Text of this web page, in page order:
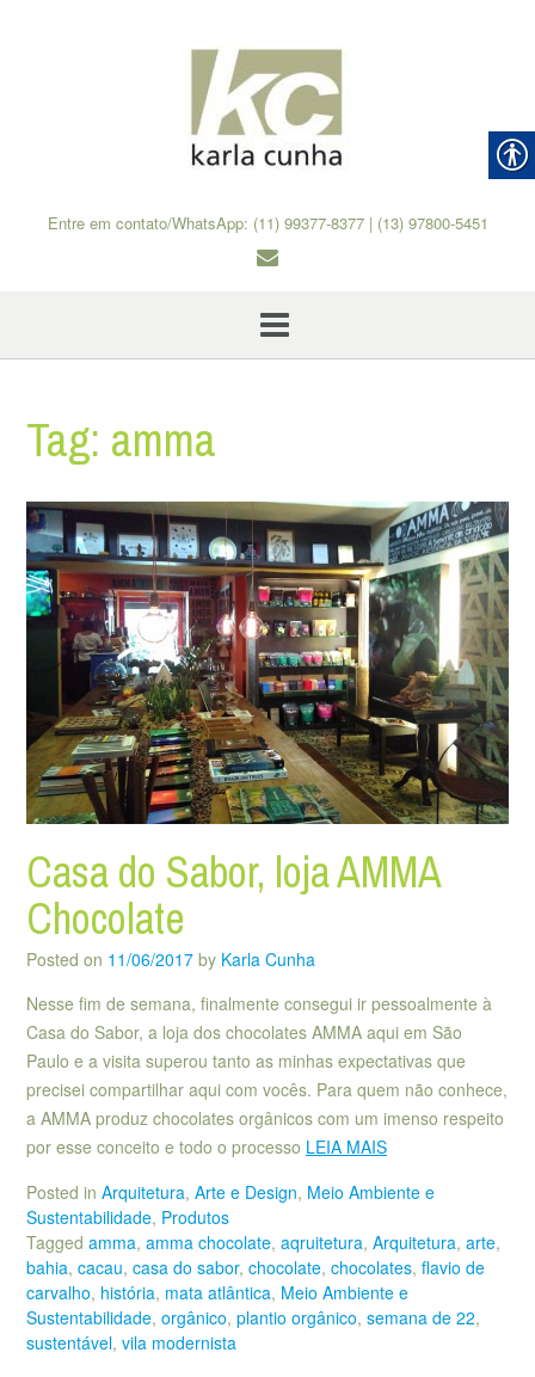
Entre em contato/WhatsApp: (11) 99377-8377 | (13) 97800-5451
Tag: amma
Casa do Sabor, loja AMMA
Chocolate
Posted on 11/06/2017 by Karla Cunha
Nesse fim de semana, finalmente consegui ir pessoalmente à
Casa do Sabor, a loja dos chocolates AMMA aqui em São
Paulo e a visita superou tanto as minhas expectativas que
precisei compartilhar aqui com vocês. Para quem não conhece,
a AMMA produz chocolates orgânicos com um imenso respeito
por esse conceito e todo o processo LEIA MAIS
Posted in Arquitetura, Arte e Design, Meio Ambiente e
Sustentabilidade, Produtos
Tagged amma, amma chocolate, aqruitetura, Arquitetura, arte,
bahia, cacau, casa do sabor, chocolate, chocolates, flavio de
carvalho, história, mata atlântica, Meio Ambiente e
Sustentabilidade, orgânico, plantio orgânico, semana de 22,
sustentável, vila modernista